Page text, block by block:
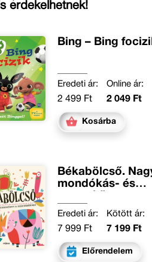
érdekelhetnek!
Bing – Bing
Eredeti ár:
2 499 Ft
Online ár:
2 049 Ft
Kosárba
Békabölcső.
mondókás- és
legkisebbeknek
Eredeti ár:
7 999 Ft
Kötött ár:
7 199 Ft
Előrendelem